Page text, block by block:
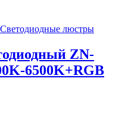
люстры
ZN-
6500K+RGB